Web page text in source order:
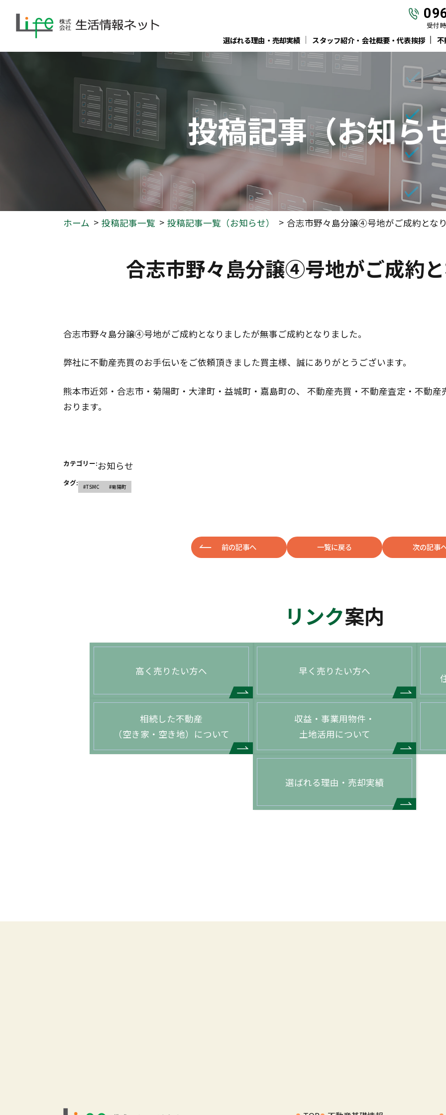
受付
選ばれる理由・売却実績
スタッフ紹介・会社概要・代表挨拶 不
投稿記事（お知ら
ホーム 投稿記事一覧 投稿記事一覧（お知らせ） 合志市野々島分譲④号地がご成約とな
合志市野々島分譲④号地がご成約
合志市野々島分譲④号地がご成約となりましたが無事ご成約となりました。
弊社に不動産売買のお手伝いをご依頼頂きました買主様、誠にありがとうございます。
熊本市近郊・合志市・菊陽町・大津町・益城町・嘉島町の、 不動産売買・不動産査定・不動
おります。
カテゴリー:お知らせ
タグ: #TSMC #菊陽町
前の記事へ 一覧に戻る 次の記事
リンク案内
高く売りたい方へ 早く売りたい方へ
相続した不動産
（空き家・空き地）について
収益・事業用物件・
土地活用について
選ばれる理由・売却実績